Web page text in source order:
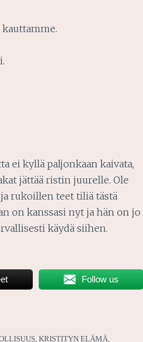
ei kyllä paljonkaan kaivata,
jättää ristin juurelle. Ole
rukoillen teet tiliä tästä
on kanssasi nyt ja hän on jo
käydä siihen.
Follow us
KRISTITYN ELÄMÄ